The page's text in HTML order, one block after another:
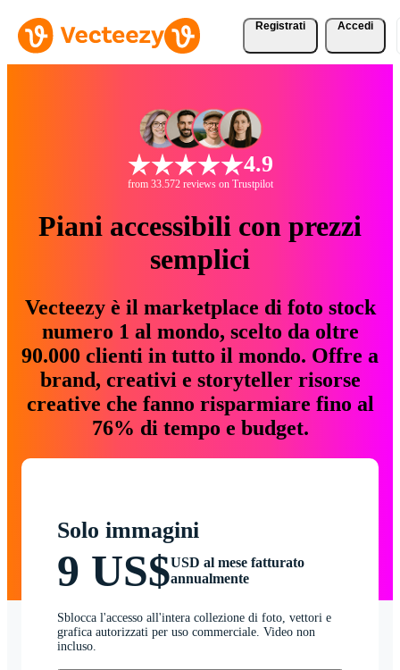
Registrati Accedi
4.9
from 33.572 reviews on Trustpilot
Piani accessibili con prezzi
semplici
Vecteezy è il marketplace di foto stock
numero 1 al mondo, scelto da oltre
90.000 clienti in tutto il mondo. Offre a
brand, creativi e storyteller risorse
creative che fanno risparmiare fino al
76% di tempo e budget.
Solo immagini
9 US$USD al mese fatturato
annualmente
Sblocca l'accesso all'intera collezione di foto, vettori e
grafica autorizzati per uso commerciale. Video non
incluso.